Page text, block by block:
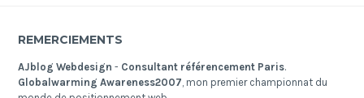
REMERCIEMENTS
AJblog Webdesign - Consultant référencement Paris.
Globalwarming Awareness2007, mon premier championnat du